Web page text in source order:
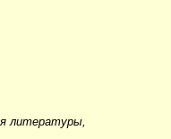
литературы,